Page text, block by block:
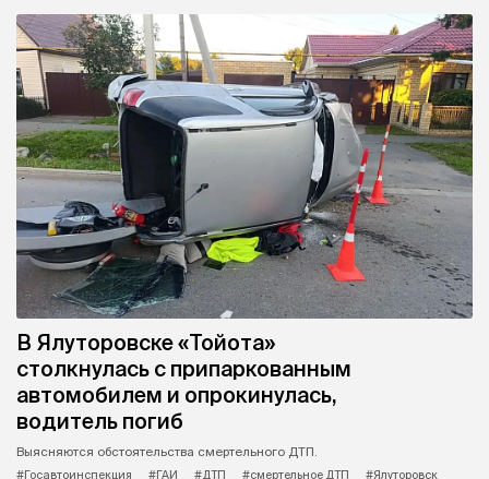
В Ялуторовске «Тойота»
столкнулась с припаркованным
автомобилем и опрокинулась,
водитель погиб
Выясняются обстоятельства смертельного ДТП.
#Госавтоинспекция
#ГАИ #ДТП #смертельное ДТП
#Ялуторовск